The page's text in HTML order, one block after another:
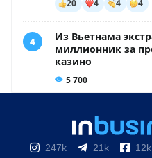
247k 21k 12k